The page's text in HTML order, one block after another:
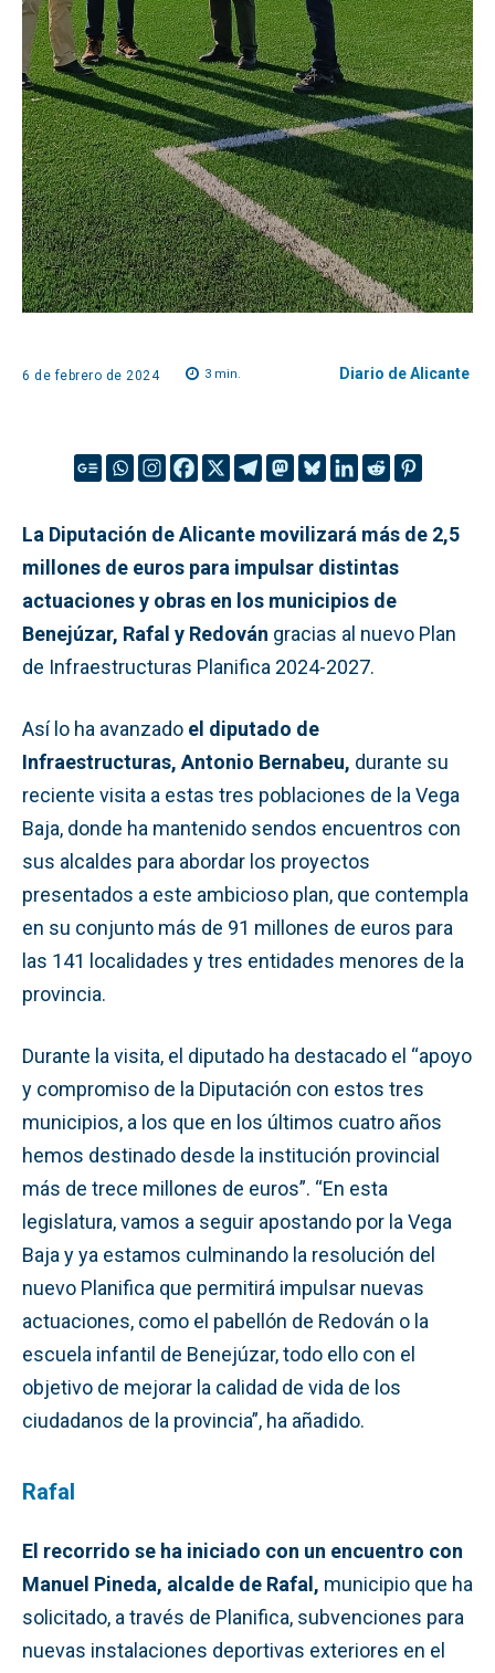
6 de febrero de 2024 3 min. Diario de Alicante
La Diputación de Alicante movilizará más de 2,5
millones de euros para impulsar distintas
actuaciones y obras en los municipios de
Benejúzar, Rafal y Redován gracias al nuevo Plan
de Infraestructuras Planifica 2024-2027.
Así lo ha avanzado el diputado de
Infraestructuras, Antonio Bernabeu, durante su
reciente visita a estas tres poblaciones de la Vega
Baja, donde ha mantenido sendos encuentros con
sus alcaldes para abordar los proyectos
presentados a este ambicioso plan, que contempla
en su conjunto más de 91 millones de euros para
las 141 localidades y tres entidades menores de la
provincia.
Durante la visita, el diputado ha destacado el “apoyo
y compromiso de la Diputación con estos tres
municipios, a los que en los últimos cuatro años
hemos destinado desde la institución provincial
más de trece millones de euros”. “En esta
legislatura, vamos a seguir apostando por la Vega
Baja y ya estamos culminando la resolución del
nuevo Planifica que permitirá impulsar nuevas
actuaciones, como el pabellón de Redován o la
escuela infantil de Benejúzar, todo ello con el
objetivo de mejorar la calidad de vida de los
ciudadanos de la provincia”, ha añadido.
Rafal
El recorrido se ha iniciado con un encuentro con
Manuel Pineda, alcalde de Rafal, municipio que ha
solicitado, a través de Planifica, subvenciones para
nuevas instalaciones deportivas exteriores en el